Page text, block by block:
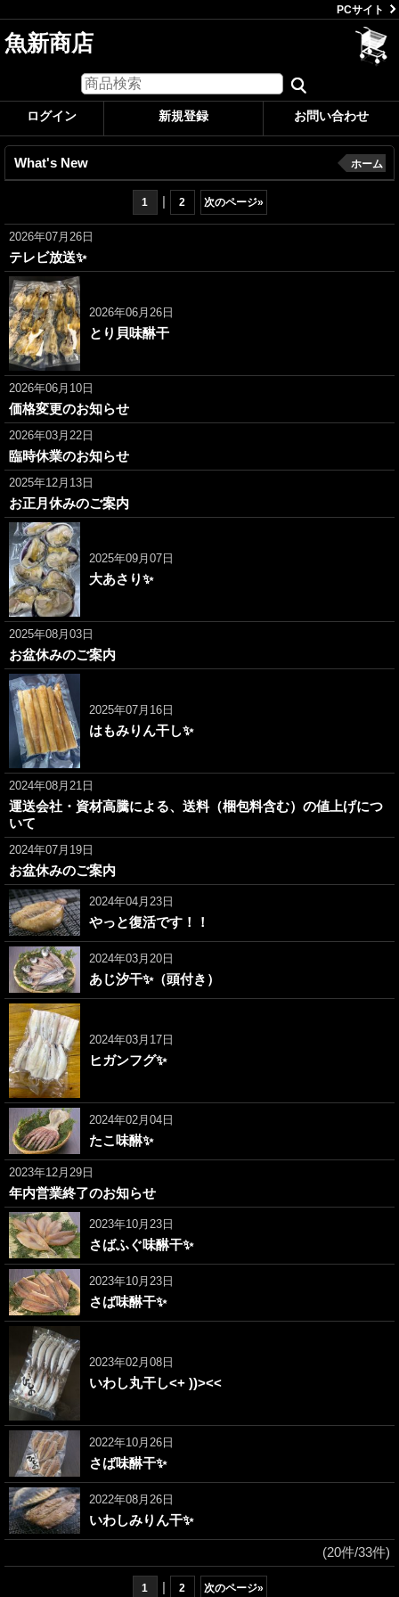
PCサイト
魚新商店
ログイン 新規登録 お問い合わせ
What's New ホーム
1 | 2 次のページ»
2026年07月26日
テレビ放送✨
2026年06月26日
とり貝味醂干
2026年06月10日
価格変更のお知らせ
2026年03月22日
臨時休業のお知らせ
2025年12月13日
お正月休みのご案内
2025年09月07日
大あさり✨
2025年08月03日
お盆休みのご案内
2025年07月16日
はもみりん干し✨
2024年08月21日
運送会社・資材高騰による、送料（梱包料含む）の値上げにつ
いて
2024年07月19日
お盆休みのご案内
2024年04月23日
やっと復活です！！
2024年03月20日
あじ汐干✨（頭付き）
2024年03月17日
ヒガンフグ✨
2024年02月04日
たこ味醂✨
2023年12月29日
年内営業終了のお知らせ
2023年10月23日
さばふぐ味醂干✨
2023年10月23日
さば味醂干✨
2023年02月08日
いわし丸干し<+ ))><<
2022年10月26日
さば味醂干✨
2022年08月26日
いわしみりん干✨
(20件/33件)
1 | 2 次のページ»